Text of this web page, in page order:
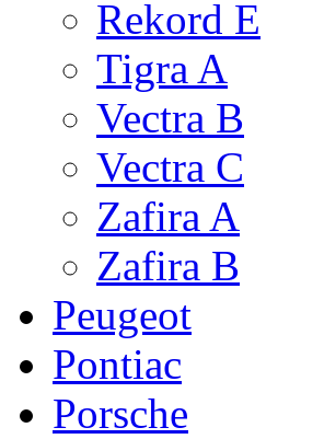
Rekord E
Tigra A
Vectra B
Vectra C
Zafira A
Zafira B
Peugeot
Pontiac
Porsche